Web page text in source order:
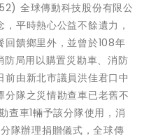
全球傳動科技股份有限公
平時熱心公益不餘遺力，
回饋鄉里外，並曾於108年
局用以購置災勘車、消防
由新北市議員洪佳君口中
隊之災情勘查車已老舊不
查車1輛予該分隊使用，消
隊辦理捐贈儀式，全球傳